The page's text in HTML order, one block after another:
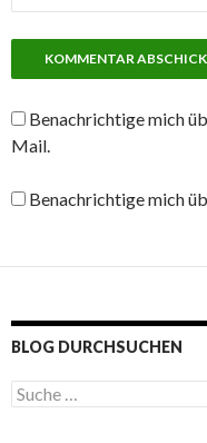
Benachrichtige mich
Mail.
Benachrichtige mich
BLOG DURCHSUCHEN
S
u